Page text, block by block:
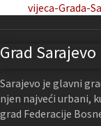
vijeca-Grada-
Grad Sarajevo
Sarajevo je glavni
njen najveći urbani,
grad Federacije